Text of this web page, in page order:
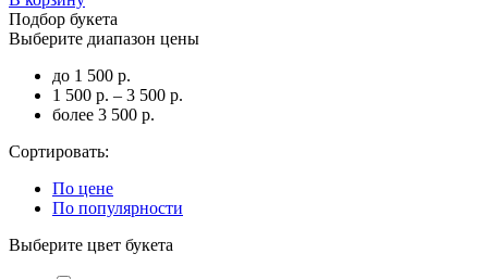
Подбор букета
Выберите диапазон цены
до 1 500 р.
1 500 р. – 3 500 р.
более 3 500 р.
Сортировать:
По цене
По популярности
Выберите цвет букета